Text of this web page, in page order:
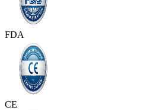
FDA
CE